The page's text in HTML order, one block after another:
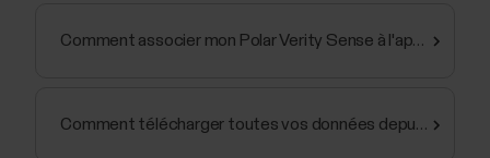
Comment associer mon Polar Verity Sense à l'application Polar Flow ?
Comment télécharger toutes vos données depuis l'écosystème Polar ?